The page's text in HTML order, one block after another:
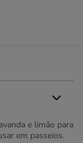
e limão para
em passeios.